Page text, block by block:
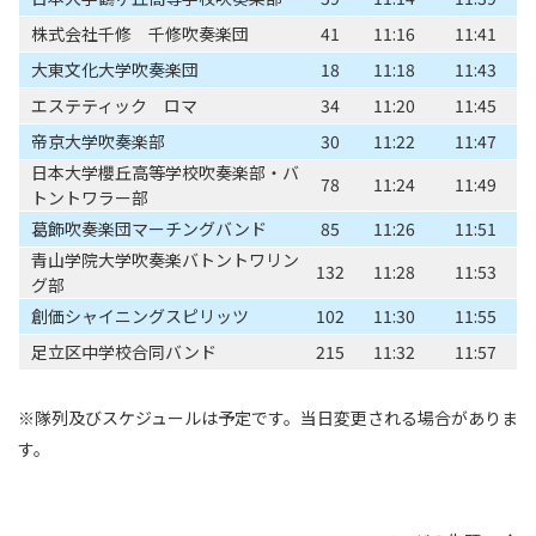
株式会社千修 千修吹奏楽団
41 11:16
11:41
大東文化大学吹奏楽団
18 11:18
11:43
エステティック ロマ
34 11:20
11:45
帝京大学吹奏楽部
30 11:22
11:47
日本大学櫻丘高等学校吹奏楽部・バ
トントワラー部
78 11:24
11:49
葛飾吹奏楽団マーチングバンド
85 11:26
11:51
青山学院大学吹奏楽バトントワリン
グ部
132 11:28
11:53
創価シャイニングスピリッツ
102 11:30
11:55
足立区中学校合同バンド
215 11:32 11:57
※隊列及びスケジュールは予定です。当日変更される場合がありま
す。